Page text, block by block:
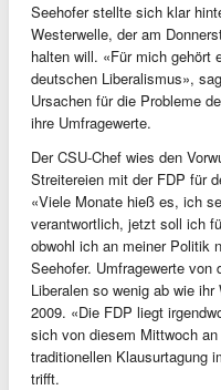
Seehofer stellte sich klar
Westerwelle, der am
halten will. «Für mich gehört
deutschen Liberalismus»,
Ursachen für die Probleme
ihre Umfragewerte.
Der CSU-Chef wies den
Streitereien mit der FDP für
«Viele Monate hieß es, ich
verantwortlich, jetzt soll ich
obwohl ich an meiner Politik
Seehofer. Umfragewerte
Liberalen so wenig ab wie
2009. «Die FDP liegt
sich von diesem Mittwoch
traditionellen Klausurtagung
trifft.